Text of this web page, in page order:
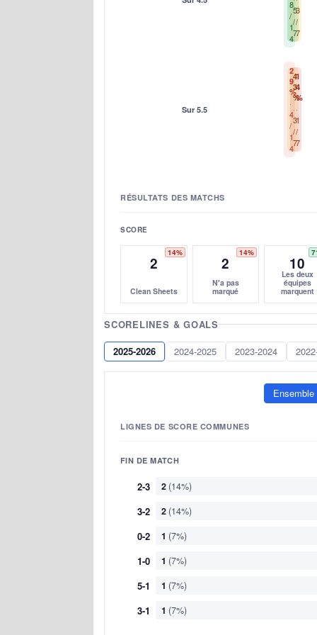
8
/
1
4
5
/
7
3
/
7
Sur 5.5
2
9
%
4
/
1
4
4
3
%
3
/
7
1
4
%
1
/
7
RÉSULTATS DES MATCHS
SCORE
14%
2
Clean Sheets
14%
2
N'a pas
marqué
10
Les deux
équipes
marquent
SCORELINES & GOALS
2025-2026
2024-2025 2023-2024
Ensemble
LIGNES DE SCORE COMMUNES
FIN DE MATCH
2-3 2 (14%)
3-2 2 (14%)
0-2 1 (7%)
1-0 1 (7%)
5-1 1 (7%)
3-1 1 (7%)